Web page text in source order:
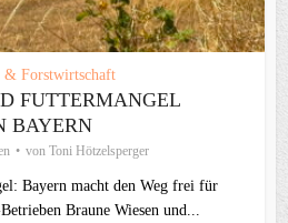
& Forstwirtschaft
FUTTERMANGEL
BAYERN
von Toni Hötzelsperger
Bayern macht den Weg frei für
Braune Wiesen und...